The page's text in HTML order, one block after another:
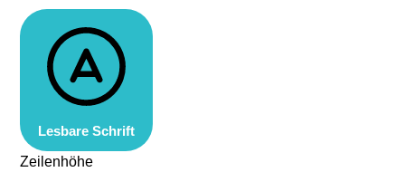
Lesbare Schrift
Zeilenhöhe